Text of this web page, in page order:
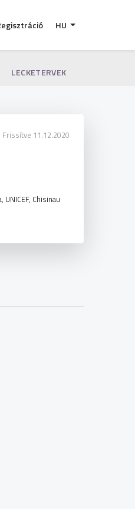
HU
LECKETERVEK
Frissítve 11.12.2020
Chisinau